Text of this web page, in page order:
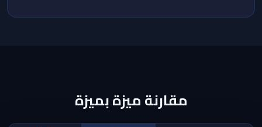
مقارنة ميزة بميزة